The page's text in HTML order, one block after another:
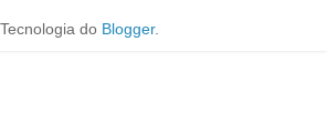
Tecnologia do Blogger.